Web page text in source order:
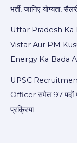
भर्ती, जानिए योग्यता,
Uttar Pradesh
Vistar Aur PM
Energy Ka Bada
UPSC
Officer समेत 97 पदों
प्रक्रिया